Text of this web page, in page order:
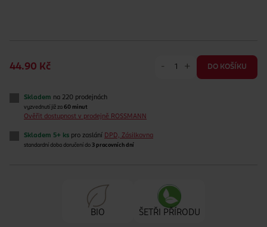
44.90 Kč - + DO KOŠÍKU
Skladem na 220 prodejnách
vyzvednutí již za 60 minut
Ověřit dostupnost v prodejně ROSSMANN
Skladem 5+ ks pro zaslání DPD, Zásilkovna
standardní doba doručení do 3 pracovních dní
BIO ŠETŘI PŘÍRODU